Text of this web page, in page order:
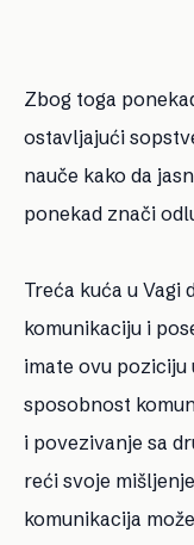
Zbog toga
ostavljajući
nauče kako da
ponekad znači
Treća kuća u Vagi
komunikaciju i
imate ovu
sposobnost
i povezivanje sa
reći svoje
komunikacija